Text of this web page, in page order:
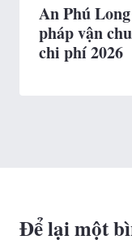
An Phú
pháp vận
chi phí 2026
Để lại một